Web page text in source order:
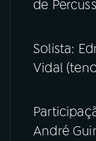
de
Solista:
Vidal
André